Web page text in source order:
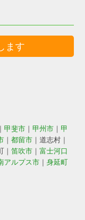
ます
｜ 甲斐市 ｜ 甲州市 ｜ 甲
｜都留市 ｜道志村｜
｜笛吹市 ｜富士河口
アルプス市 ｜身延町